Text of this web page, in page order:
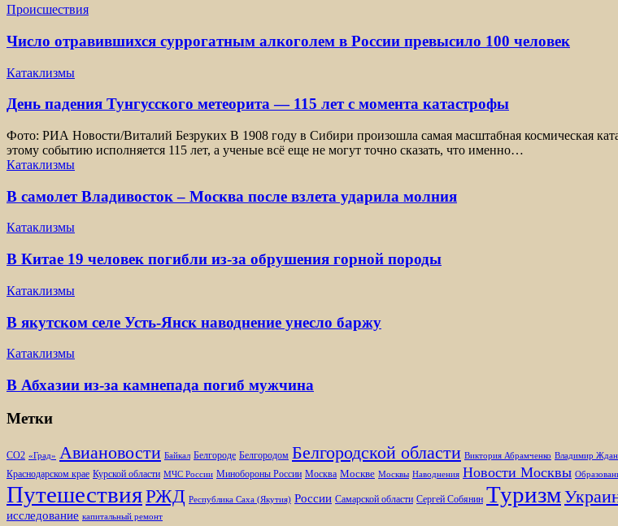
Происшествия
Число отравившихся суррогатным алкоголем в России превысило 100 человек
Катаклизмы
День падения Тунгусского метеорита — 115 лет с момента катастрофы
Фото: РИА Новости/Виталий Безруких В 1908 году в Сибири произошла самая масштабная космическая
этому событию исполняется 115 лет, а ученые всё еще не могут точно сказать, что именно…
Катаклизмы
В самолет Владивосток – Москва после взлета ударила молния
Катаклизмы
В Китае 19 человек погибли из-за обрушения горной породы
Катаклизмы
В якутском селе Усть-Янск наводнение унесло баржу
Катаклизмы
В Абхазии из-за камнепада погиб мужчина
Метки
CO2 «Град» Авиановости Байкал Белгороде Белгородом Белгородской области Виктория Абрамченко Владимир
Краснодарском крае Курской области МЧС России Минобороны России Москва Москве Москвы Наводнения Новости Москвы
ПутешествияРЖД Республика Саха (Якутия) России Самарской области Сергей Собянин Туризм
исследование капитальный ремонт